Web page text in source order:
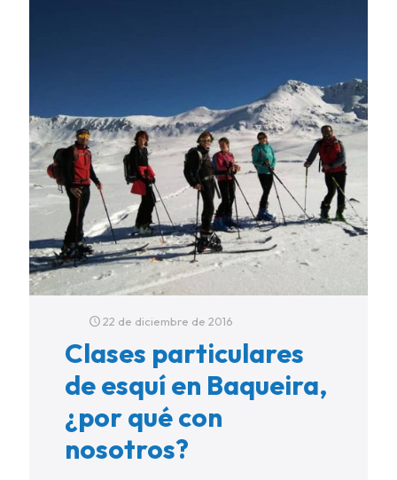
22 de diciembre de 2016
Clases particulares
de esquí en Baqueira,
¿por qué con
nosotros?